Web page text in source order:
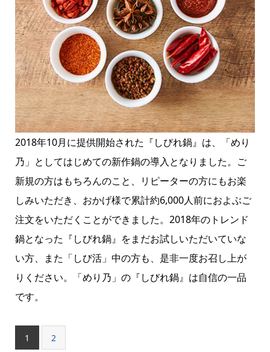
2018年10月に提供開始された『しびれ鍋』は、「めり
乃」としてはじめての新作鍋の導入となりました。ご
新規の方はもちろんのこと、リピーターの方にもお楽
しみいただき、おかげ様で累計約6,000人前におよぶご
注文をいただくことができました。2018年のトレンド
鍋となった『しびれ鍋』をまだお試しいただいていな
い方、また「しび活」中の方も、是非一度お召し上が
りください。「めり乃」の『しびれ鍋』は自信の一品
です。
1 2